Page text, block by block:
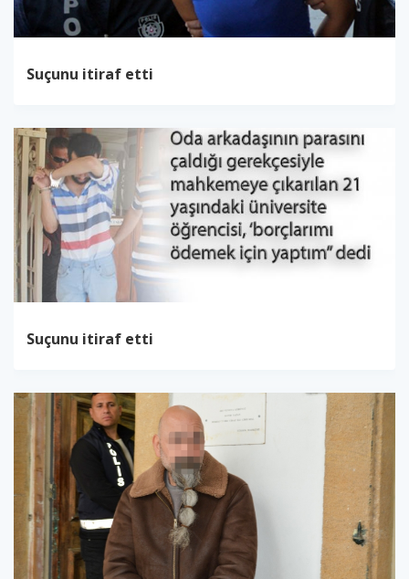
Suçunu itiraf etti
Suçunu itiraf etti